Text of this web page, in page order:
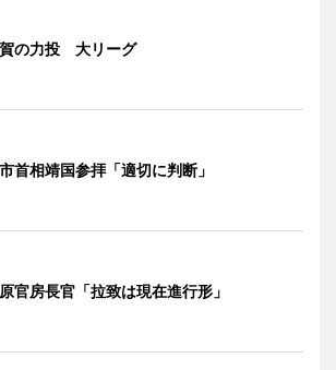
の力投 大リーグ
首相靖国参拝「適切に判断」
官房長官「拉致は現在進行形」